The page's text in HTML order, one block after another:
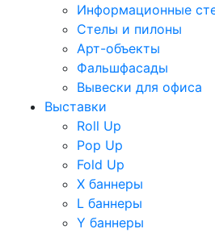
Информационные
Стелы и пилоны
Арт-объекты
Фальшфасады
Вывески для офиса
Выставки
Roll Up
Pop Up
Fold Up
Х баннеры
L баннеры
Y баннеры